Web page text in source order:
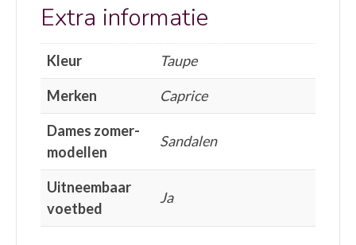
Extra informatie
Kleur
Taupe
Merken
Caprice
Dames zomer-
modellen
Sandalen
Uitneembaar
voetbed
Ja